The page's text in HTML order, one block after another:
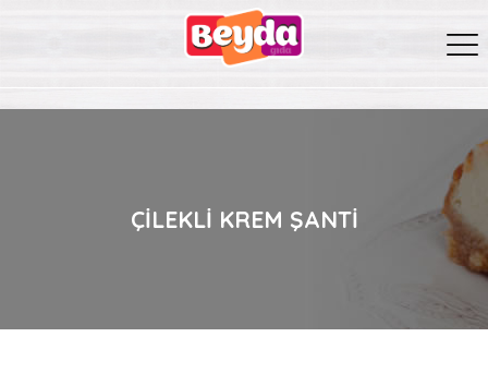
ÇILEKLI KREM ŞANTI